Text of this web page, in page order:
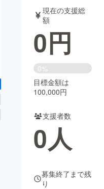
音楽
ゲーム・サ
書籍・雑誌
チャレンジ
CAMPFIRE Creation
現在の支援総
額
0円
0%
目標金額は
100,000円
支援者数
0人
募集終了まで残
り